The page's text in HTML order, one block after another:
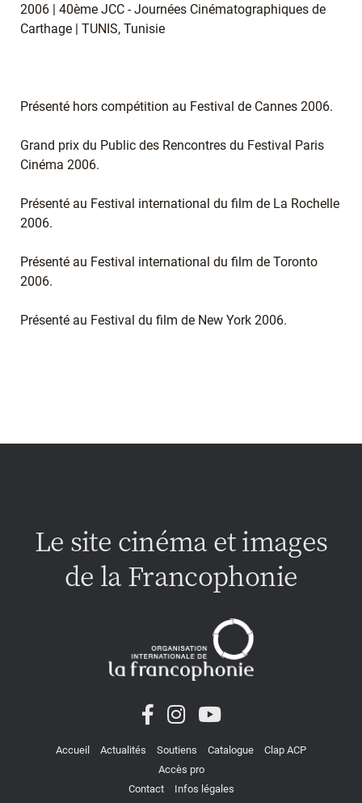
2006 | 40ème JCC - Journées Cinématographiques de
Carthage | TUNIS, Tunisie
Présenté hors compétition au Festival de Cannes 2006.
Grand prix du Public des Rencontres du Festival Paris
Cinéma 2006.
Présenté au Festival international du film de La Rochelle
2006.
Présenté au Festival international du film de Toronto
2006.
Présenté au Festival du film de New York 2006.
Le site cinéma et images
de la Francophonie
Accueil Actualités Soutiens Catalogue
Clap ACP
Accès pro
Contact
Infos légales